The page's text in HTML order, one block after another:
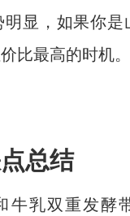
显，如果你是
比最高的时机。
总结
牛乳双重发酵